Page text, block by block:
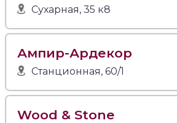
Сухарная, 35 к8
Ампир-Ардекор
Станционная, 60/1
Wood & Stone